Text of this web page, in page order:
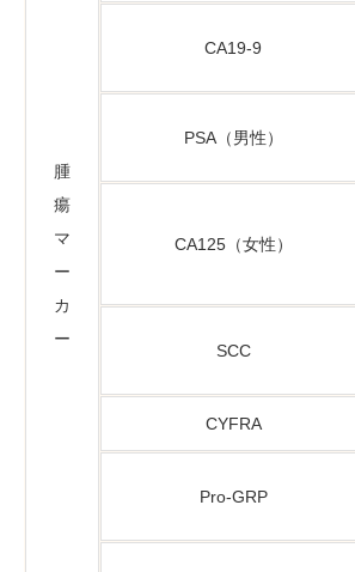
腫
瘍
マ
ー
カ
ー
CA19-9
PSA（男性）
CA125（女性）
SCC
CYFRA
Pro-GRP